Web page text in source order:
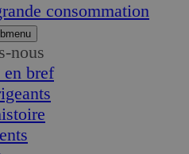
consommation
nous
bref